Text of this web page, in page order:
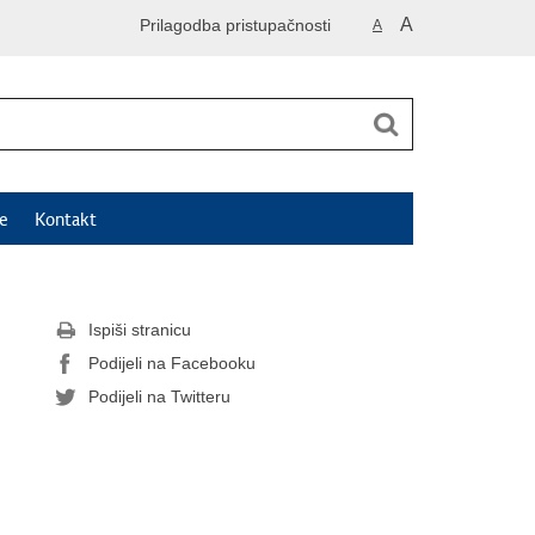
A A
Prilagodba pristupačnosti
Kontakt
Ispiši stranicu
Podijeli na Facebooku
Podijeli na Twitteru